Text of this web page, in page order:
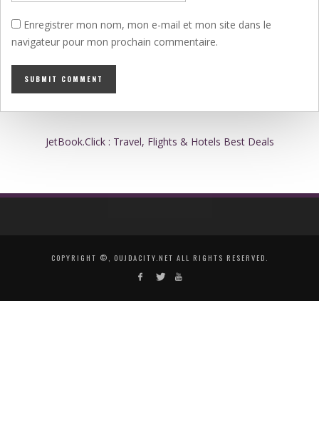
Enregistrer mon nom, mon e-mail et mon site dans le
navigateur pour mon prochain commentaire.
JetBook.Click : Travel, Flights & Hotels Best Deals
COPYRIGHT ©, OUJDACITY.NET ALL RIGHTS RESERVED.